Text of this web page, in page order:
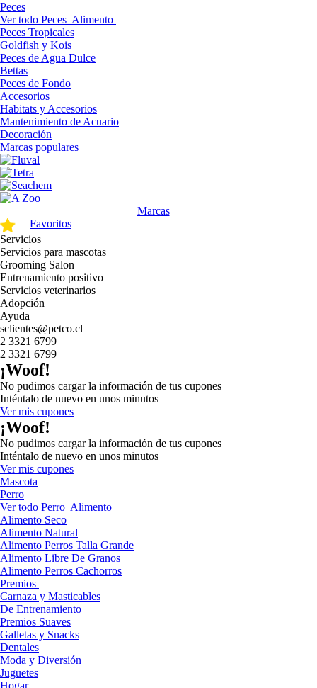
Peces
Ver todo Peces Alimento
Peces Tropicales
Goldfish y Kois
Peces de Agua Dulce
Bettas
Peces de Fondo
Accesorios
Habitats y Accesorios
Mantenimiento de Acuario
Decoración
Marcas populares
Marcas
Favoritos
Servicios
Servicios para mascotas
Grooming Salon
Entrenamiento positivo
Servicios veterinarios
Adopción
Ayuda
sclientes@petco.cl
2 3321 6799
2 3321 6799
¡Woof!
No pudimos cargar la información de tus cupones
Inténtalo de nuevo en unos minutos
Ver mis cupones
¡Woof!
No pudimos cargar la información de tus cupones
Inténtalo de nuevo en unos minutos
Ver mis cupones
Mascota
Perro
Ver todo Perro Alimento
Alimento Seco
Alimento Natural
Alimento Perros Talla Grande
Alimento Libre De Granos
Alimento Perros Cachorros
Premios
Carnaza y Masticables
De Entrenamiento
Premios Suaves
Galletas y Snacks
Dentales
Moda y Diversión
Juguetes
Hogar